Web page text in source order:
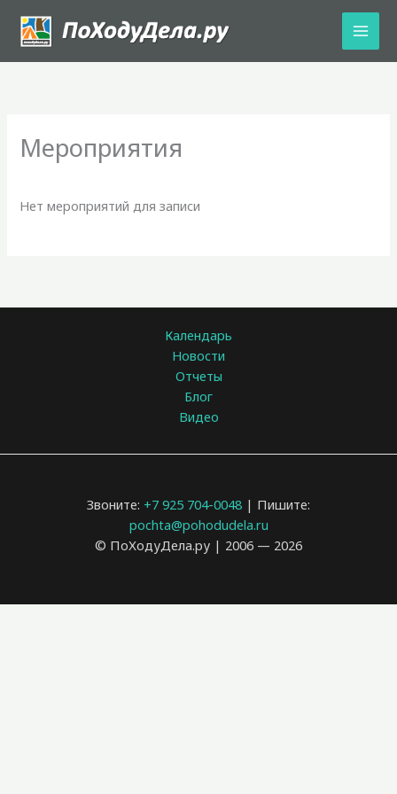
содержимому
Мероприятия
Нет мероприятий для записи
Календарь
Новости
Отчеты
Блог
Видео
Звоните: +7 925 704-0048 | Пишите:
pochta@pohodudela.ru
© ПоХодуДела.ру | 2006 — 2026